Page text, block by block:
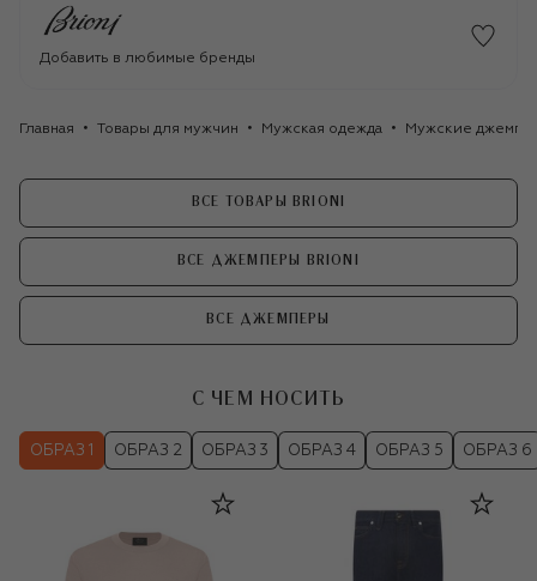
Добавить в любимые бренды
Главная Товары для мужчин Мужская одежда Мужские
ВСЕ ТОВАРЫ BRIONI
ВСЕ ДЖЕМПЕРЫ BRIONI
ВСЕ ДЖЕМПЕРЫ
С ЧЕМ НОСИТЬ
ОБРАЗ 1 ОБРАЗ 2 ОБРАЗ 3 ОБРАЗ 4 ОБРАЗ 5 ОБРАЗ 6